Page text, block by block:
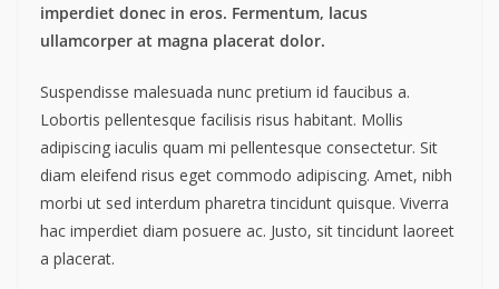
imperdiet donec in eros. Fermentum, lacus
ullamcorper at magna placerat dolor.
Suspendisse malesuada nunc pretium id faucibus a.
Lobortis pellentesque facilisis risus habitant. Mollis
adipiscing iaculis quam mi pellentesque consectetur. Sit
diam eleifend risus eget commodo adipiscing. Amet, nibh
morbi ut sed interdum pharetra tincidunt quisque. Viverra
hac imperdiet diam posuere ac. Justo, sit tincidunt laoreet
a placerat.